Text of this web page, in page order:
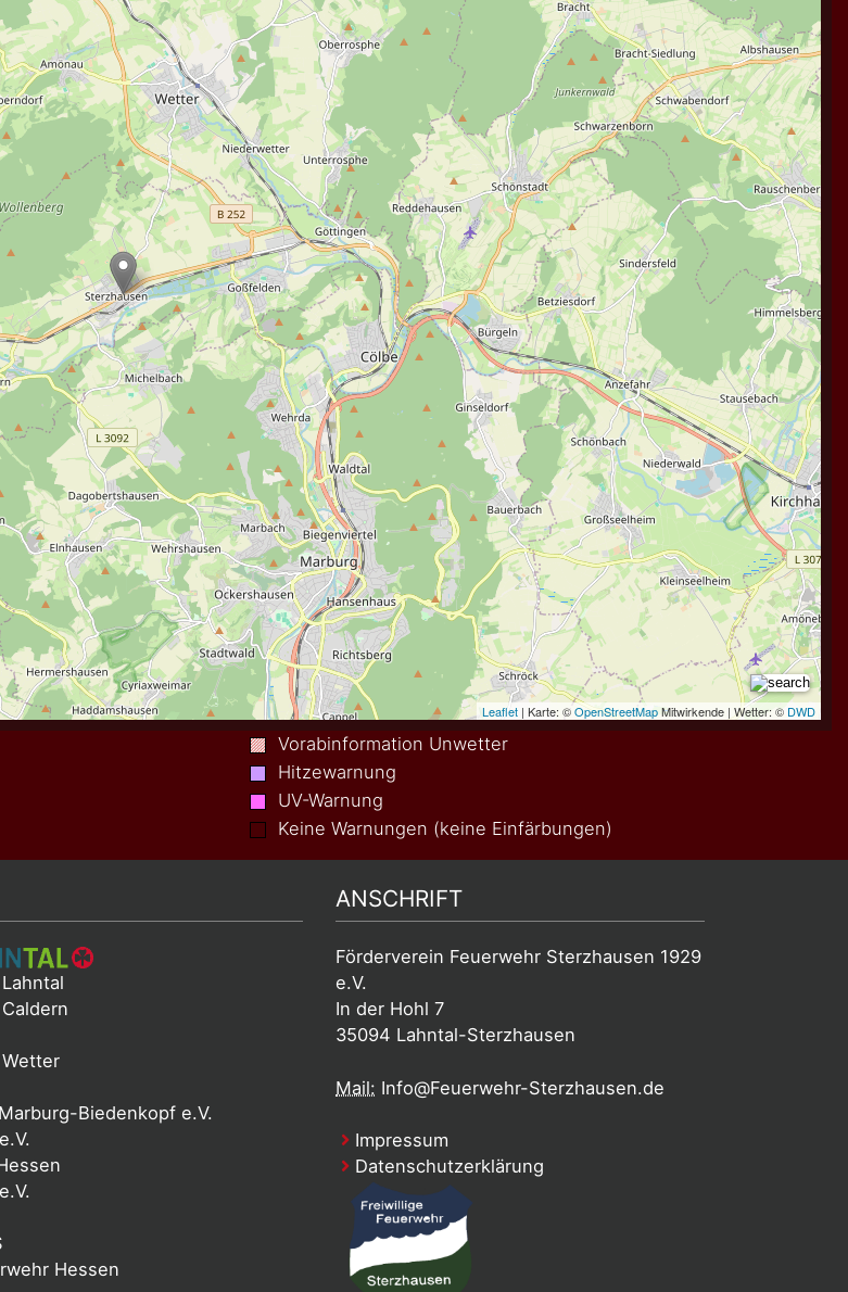
Vorabinformation Unwetter
Hitzewarnung
UV-Warnung
Keine Warnungen (keine Einfärbungen)
Wetter
Biedenkopf e.V.
Hessen
ANSCHRIFT
Förderverein Feuerwehr Sterzhausen 1929
e.V.
In der Hohl 7
35094 Lahntal-Sterzhausen
Mail: Info@Feuerwehr-Sterzhausen.de
Impressum
Datenschutzerklärung